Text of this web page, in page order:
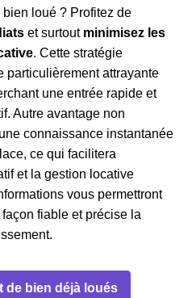
loué ? Profitez de
et surtout minimisez les
. Cette stratégie
particulièrement attrayante
une entrée rapide et
Autre avantage non
connaissance instantanée
ce qui facilitera
et la gestion locative
vous permettront
fiable et précise la
de bien déjà loués